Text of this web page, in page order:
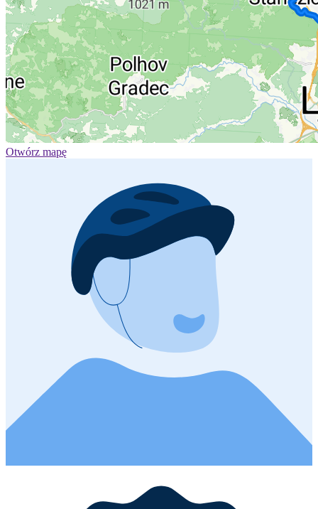
Otwórz mapę